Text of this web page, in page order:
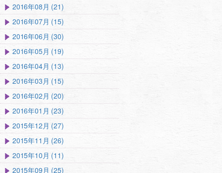
2016年08月 (21)
2016年07月 (15)
2016年06月 (30)
2016年05月 (19)
2016年04月 (13)
2016年03月 (15)
2016年02月 (20)
2016年01月 (23)
2015年12月 (27)
2015年11月 (26)
2015年10月 (11)
2015年09月 (25)